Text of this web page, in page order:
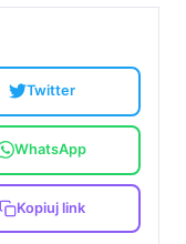
Twitter
WhatsApp
Kopiuj link